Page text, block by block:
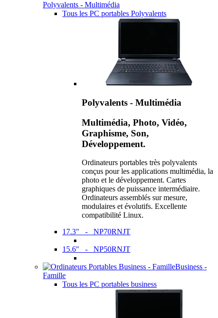
Polyvalents - Multimédia
Tous les PC portables Polyvalents
Polyvalents - Multimédia
Multimédia, Photo, Vidéo,
Graphisme, Son,
Développement.
Ordinateurs portables très polyvalents
conçus pour les applications multimédia, la
photo et le développement. Cartes
graphiques de puissance intermédiaire.
Ordinateurs assemblés sur mesure,
modulaires et évolutifs. Excellente
compatibilité Linux.
17.3" - NP70RNJT
15.6" - NP50RNJT
Business -
Famille
Tous les PC portables business